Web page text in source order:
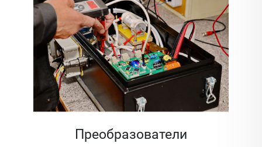
Преобразователи